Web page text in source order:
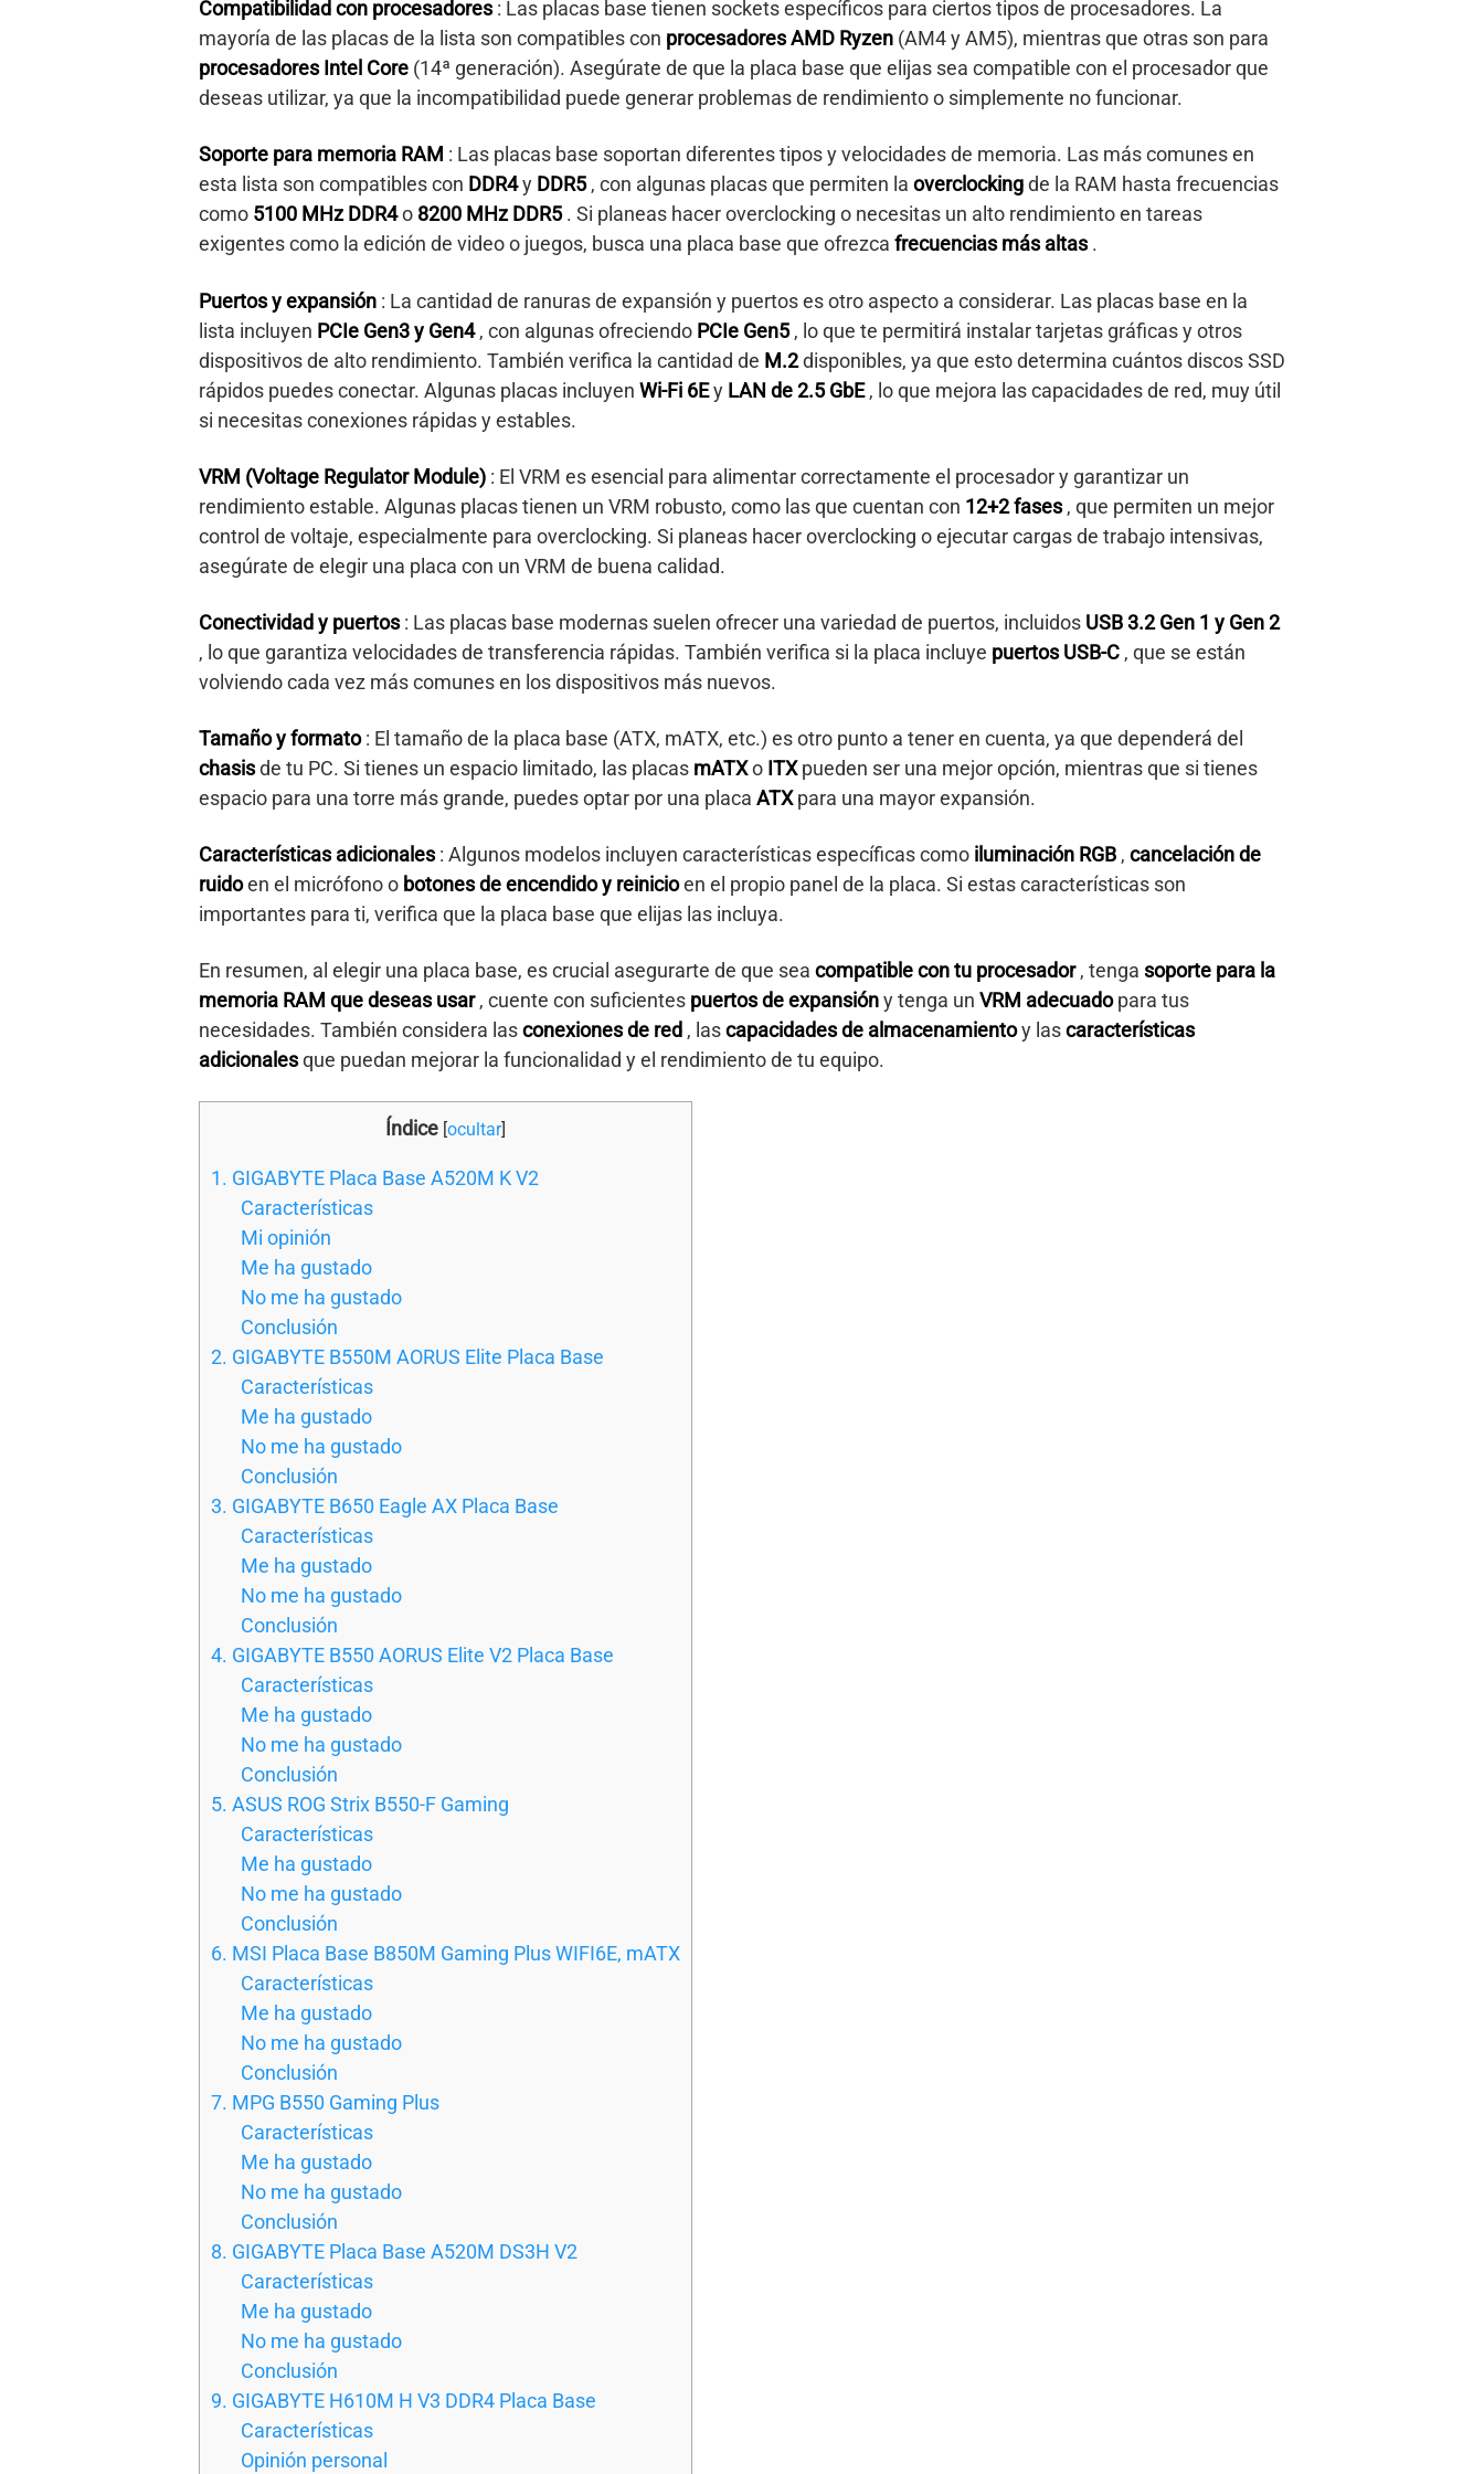
Compatibilidad con procesadores: Las placas base tienen sockets específicos para ciertos tipos de procesadores. La
mayoría de las placas de la lista son compatibles con procesadores AMD Ryzen (AM4 y AM5), mientras que otras son para
procesadores Intel Core (14ª generación). Asegúrate de que la placa base que elijas sea compatible con el procesador que
deseas utilizar, ya que la incompatibilidad puede generar problemas de rendimiento o simplemente no funcionar.
Soporte para memoria RAM : Las placas base soportan diferentes tipos y velocidades de memoria. Las más comunes en
esta lista son compatibles con DDR4y DDR5, con algunas placas que permiten la overclockingde la RAM hasta frecuencias
como 5100 MHz DDR4o 8200 MHz DDR5. Si planeas hacer overclocking o necesitas un alto rendimiento en tareas
exigentes como la edición de video o juegos, busca una placa base que ofrezca frecuencias más altas.
Puertos y expansión : La cantidad de ranuras de expansión y puertos es otro aspecto a considerar. Las placas base en la
lista incluyen PCIe Gen3 y Gen4, con algunas ofreciendo PCIe Gen5, lo que te permitirá instalar tarjetas gráficas y otros
dispositivos de alto rendimiento. También verifica la cantidad de M.2disponibles, ya que esto determina cuántos discos SSD
rápidos puedes conectar. Algunas placas incluyen Wi-Fi 6Ey LAN de 2.5 GbE, lo que mejora las capacidades de red, muy útil
si necesitas conexiones rápidas y estables.
VRM (Voltage Regulator Module) : El VRM es esencial para alimentar correctamente el procesador y garantizar un
rendimiento estable. Algunas placas tienen un VRM robusto, como las que cuentan con 12+2 fases, que permiten un mejor
control de voltaje, especialmente para overclocking. Si planeas hacer overclocking o ejecutar cargas de trabajo intensivas,
asegúrate de elegir una placa con un VRM de buena calidad.
Conectividad y puertos: Las placas base modernas suelen ofrecer una variedad de puertos, incluidos USB 3.2 Gen 1 y Gen 2
, lo que garantiza velocidades de transferencia rápidas. También verifica si la placa incluye puertos USB-C , que se están
volviendo cada vez más comunes en los dispositivos más nuevos.
Tamaño y formato: El tamaño de la placa base (ATX, mATX, etc.) es otro punto a tener en cuenta, ya que dependerá del
chasisde tu PC. Si tienes un espacio limitado, las placas mATXo ITXpueden ser una mejor opción, mientras que si tienes
espacio para una torre más grande, puedes optar por una placa ATXpara una mayor expansión.
Características adicionales: Algunos modelos incluyen características específicas como iluminación RGB , cancelación de
ruidoen el micrófono o botones de encendido y reinicioen el propio panel de la placa. Si estas características son
importantes para ti, verifica que la placa base que elijas las incluya.
En resumen, al elegir una placa base, es crucial asegurarte de que sea compatible con tu procesador, tenga soporte para la
memoria RAM que deseas usar, cuente con suficientes puertos de expansióny tenga un VRM adecuadopara tus
necesidades. También considera lasconexiones de red , lascapacidades de almacenamientoy lascaracterísticas
adicionalesque puedan mejorar la funcionalidad y el rendimiento de tu equipo.
Índice [ocultar]
1. GIGABYTE Placa Base A520M K V2
Características
Mi opinión
Me ha gustado
No me ha gustado
Conclusión
2. GIGABYTE B550M AORUS Elite Placa Base
Características
Me ha gustado
No me ha gustado
Conclusión
3. GIGABYTE B650 Eagle AX Placa Base
Características
Me ha gustado
No me ha gustado
Conclusión
4. GIGABYTE B550 AORUS Elite V2 Placa Base
Características
Me ha gustado
No me ha gustado
Conclusión
5. ASUS ROG Strix B550-F Gaming
Características
Me ha gustado
No me ha gustado
Conclusión
6. MSI Placa Base B850M Gaming Plus WIFI6E, mATX
Características
Me ha gustado
No me ha gustado
Conclusión
7. MPG B550 Gaming Plus
Características
Me ha gustado
No me ha gustado
Conclusión
8. GIGABYTE Placa Base A520M DS3H V2
Características
Me ha gustado
No me ha gustado
Conclusión
9. GIGABYTE H610M H V3 DDR4 Placa Base
Características
Opinión personal